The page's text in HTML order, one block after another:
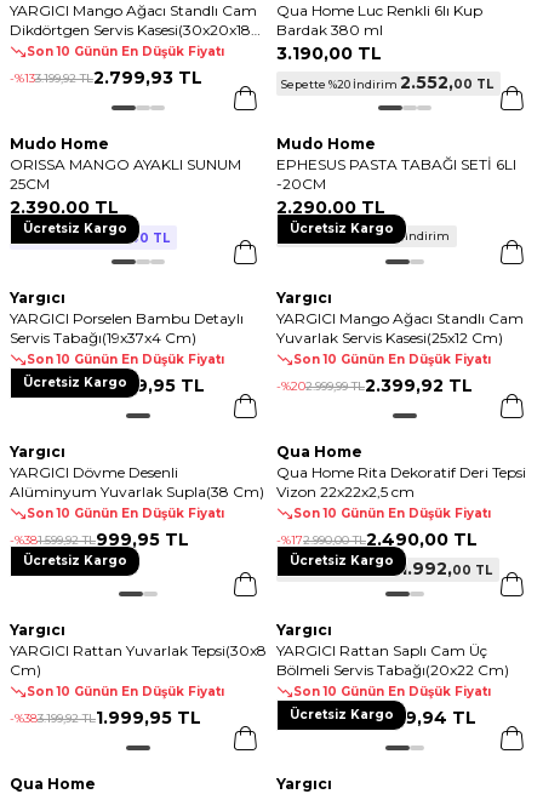
YARGICI Mango Ağacı Standlı Cam
Dikdörtgen Servis Kasesi(30x20x18
Cm)Son 10 Günün En Düşük Fiyatı
-%133.199,92 TL2.799,93 TL
Qua Home Luc Renkli 6lı Kup
Bardak 380 ml
3.190,00 TL
Sepette %20 İndirim 2.552,00 TL
Mudo Home
ORISSA MANGO AYAKLI SUNUM
25CM
2.390,00 TL
2.390, 00 TL
Mudo Home
EPHESUS PASTA TABAĞI SETİ 6LI
-20CM
2.290,00 TL
800 TL ve Üzerine %50 İndirim
Ücretsiz Kargo
Yargıcı
YARGICI Porselen Bambu Detaylı
Servis Tabağı(19x37x4 Cm)
Son 10 Günün En Düşük Fiyatı
505.999,99 TL2.999,95 TL
Ücretsiz Kargo
Yargıcı
YARGICI Mango Ağacı Standlı Cam
Yuvarlak Servis Kasesi(25x12 Cm)
Son 10 Günün En Düşük Fiyatı
-%202.999,99 TL2.399,92 TL
Ücretsiz Kargo
Yargıcı
YARGICI Dövme Desenli
Alüminyum Yuvarlak Supla(38 Cm)
Son 10 Günün En Düşük Fiyatı
-%381.599,92 TL999,95 TL
Qua Home
Qua Home Rita Dekoratif Deri Tepsi
Vizon 22x22x2,5 cm
Son 10 Günün En Düşük Fiyatı
-%172.990,00 TL2.490,00 TL
Sepette %20 İndirim 1.992,00 TL
Ücretsiz Kargo
Yargıcı
YARGICI Rattan Yuvarlak Tepsi(30x8
Cm)
Son 10 Günün En Düşük Fiyatı
-%383.199,92 TL1.999,95 TL
Ücretsiz Kargo
Yargıcı
YARGICI Rattan Saplı Cam Üç
Bölmeli Servis Tabağı(20x22 Cm)
Son 10 Günün En Düşük Fiyatı
254.799,92 TL3.599,94 TL
Qua Home
Ücretsiz Kargo
Yargıcı